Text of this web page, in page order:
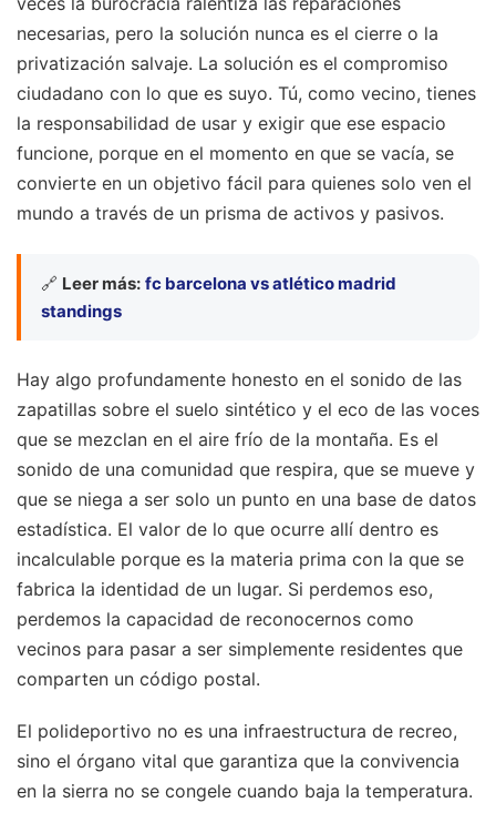
necesarias, pero la solución nunca es el cierre o la
privatización salvaje. La solución es el compromiso
ciudadano con lo que es suyo. Tú, como vecino, tienes
la responsabilidad de usar y exigir que ese espacio
funcione, porque en el momento en que se vacía, se
convierte en un objetivo fácil para quienes solo ven el
mundo a través de un prisma de activos y pasivos.
🔗 Leer más: fc barcelona vs atlético madrid
standings
Hay algo profundamente honesto en el sonido de las
zapatillas sobre el suelo sintético y el eco de las voces
que se mezclan en el aire frío de la montaña. Es el
sonido de una comunidad que respira, que se mueve y
que se niega a ser solo un punto en una base de datos
estadística. El valor de lo que ocurre allí dentro es
incalculable porque es la materia prima con la que se
fabrica la identidad de un lugar. Si perdemos eso,
perdemos la capacidad de reconocernos como
vecinos para pasar a ser simplemente residentes que
comparten un código postal.
El polideportivo no es una infraestructura de recreo,
sino el órgano vital que garantiza que la convivencia
en la sierra no se congele cuando baja la temperatura.